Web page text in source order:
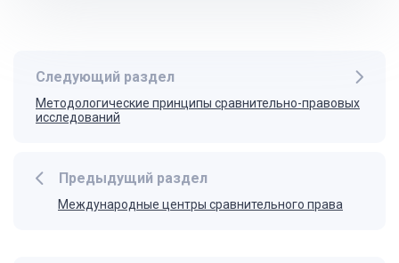
Предыдущий раздел
Международные центры сравнительного права
Следующий раздел
Методологические принципы сравнительно-правовых
исследований